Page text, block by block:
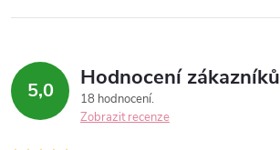
5,0 Hodnocení zákazníků
18 hodnocení
Zobrazit recenze